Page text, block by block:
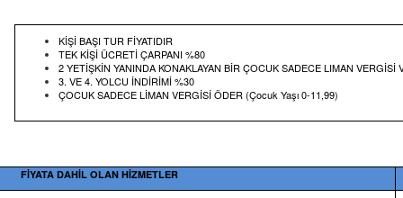
KİŞİ BAŞI TUR FİYATIDIR
TEK KİŞİ ÜCRETİ ÇARPANI %80
2 YETİŞKİN YANINDA KONAKLAYAN BİR ÇOCUK SADECE LIMAN VERGİSİ
3. VE 4. YOLCU İNDİRİMİ %30
ÇOCUK SADECE LİMAN VERGİSİ ÖDER (Çocuk Yaşı 0-11,99)
DAHİL OLAN HİZMETLER